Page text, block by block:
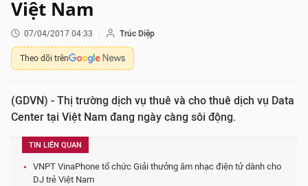
Việt Nam
07/04/2017 04:33 Trúc Diệp
Theo dõi trên
(GDVN) - Thị trường dịch vụ thuê và cho thuê dịch vụ Data
Center tại Việt Nam đang ngày càng sôi động.
TIN LIÊN QUAN
VNPT VinaPhone tổ chức Giải thưởng âm nhạc điện tử dành cho
DJ trẻ Việt Nam